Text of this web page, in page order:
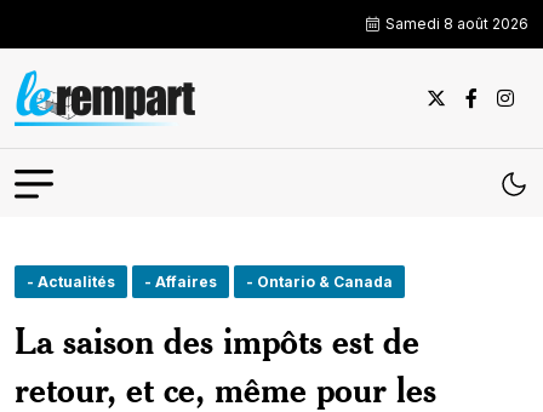
Samedi 8 août 2026
- Actualités - Affaires - Ontario & Canada
La saison des impôts est de
retour, et ce, même pour les